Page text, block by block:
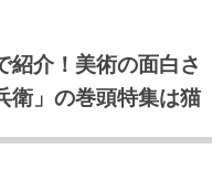
紹介！美術の面白さ
衛」の巻頭特集は猫